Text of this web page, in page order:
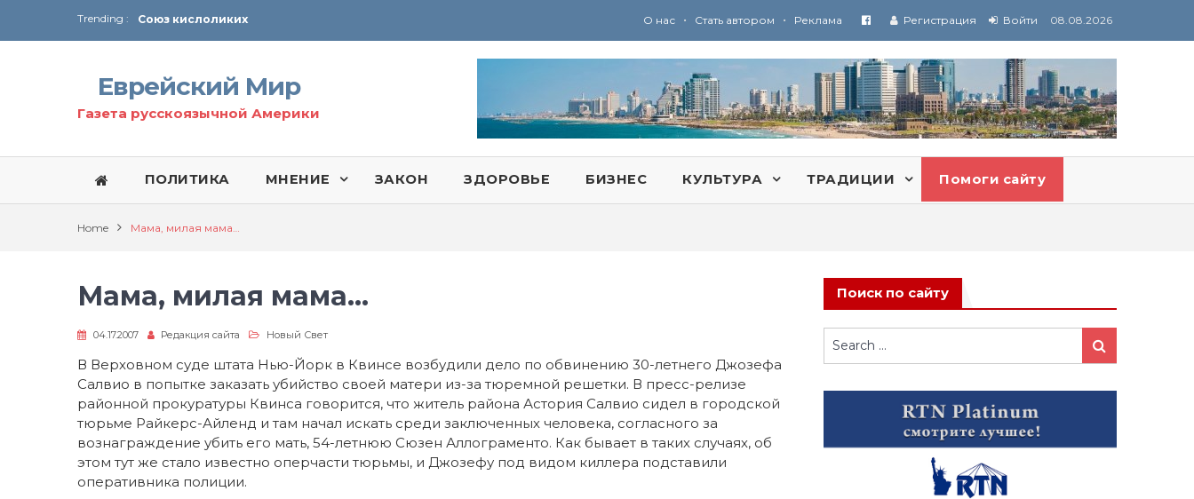
Trending :
Соглашение США с Ираном
Технология Революции в Иране
Ю
ридические услуги адвокатской коллегии «Эли Гервиц»: полное сопровождение на всех этапах
От Ирана до Ливана и Газы
О нас • Стать автором • Реклама Регистрация Войти 08.08.2026
Еврейский Мир
Газета русскоязычной Америки
ПОЛИТИКА МНЕНИЕ ЗАКОН ЗДОРОВЬЕ БИЗНЕС КУЛЬТУРА ТРАДИЦИИ Помоги сайту
Home Мама, милая мама…
Мама, милая мама…
04.17.2007 Редакция сайта Новый Свет
В Верховном суде штата Нью-Йорк в Квинсе возбудили дело по обвинению 30-летнего Джозефа
Салвио в попытке заказать убийство своей матери из-за тюремной решетки. В пресс-релизе
районной прокуратуры Квинса говорится, что житель района Астория Салвио сидел в городской
тюрьме Райкерс-Айленд и там начал искать среди заключенных человека, согласного за
вознаграждение убить его мать, 54-летнюю Сюзен Аллограменто. Как бывает в таких случаях, об
этом тут же стало известно оперчасти тюрьмы, и Джозефу под видом киллера подставили
оперативника полиции.
Поиск по сайту
Search
for:
Search